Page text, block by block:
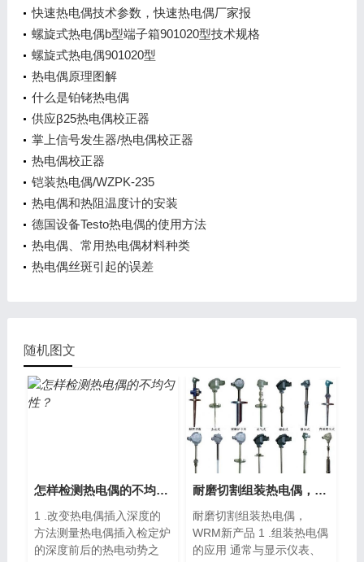
快速热电偶技术参数，快速热电偶厂家报
螺旋式热电偶b型端子箱901020型技术规格
螺旋式热电偶901020型
热电偶原理图解
什么是铂铑热电偶
供应β25热电偶校正器
掌上信号发生器/热电偶校正器
热电偶校正器
铠装热电偶/WZPK-235
热电偶和热阻温度计的安装
德国设备Testo热电偶的使用方法
热电偶、常用热电偶材料种类
热电偶丝斑引起的误差
随机图文
怎样检测热电偶的不均匀性？
1 .改变热电偶插入深度的
方法测量热电偶插入检定炉
的深度前后的热电动势之
耐磨切割组装热电偶，WRM新产品
耐磨切割组装热电偶，
WRM新产品 1 .组装热电偶
的应用 通常与显示仪表、